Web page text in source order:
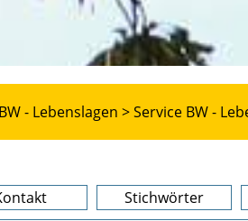
- Lebenslagen >Service BW -
Stichwörter